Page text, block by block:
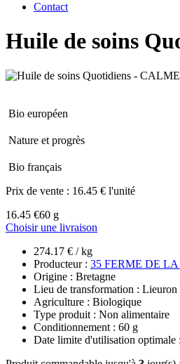
Contact
Huile de soins
Bio européen
Nature et progrès
Bio français
Prix de vente : 16.45 € l'unité
16.45 €60 g
Choisir une livraison
274.17 € / kg
Producteur : 35 FERME DE LA
Origine : Bretagne
Lieu de transformation : Lieuron
Agriculture : Biologique
Type produit : Non alimentaire
Conditionnement : 60 g
Date limite d'utilisation optimale